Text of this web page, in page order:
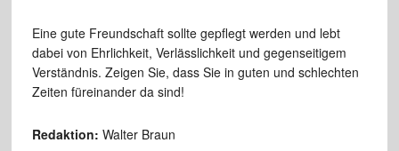
Eine gute Freundschaft sollte gepflegt werden und lebt
dabei von Ehrlichkeit, Verlässlichkeit und gegenseitigem
Verständnis. Zeigen Sie, dass Sie in guten und schlechten
Zeiten füreinander da sind!
Redaktion: Walter Braun